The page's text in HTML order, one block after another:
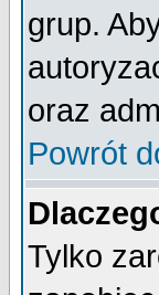
grup.
oraz
Powrót
Tylko